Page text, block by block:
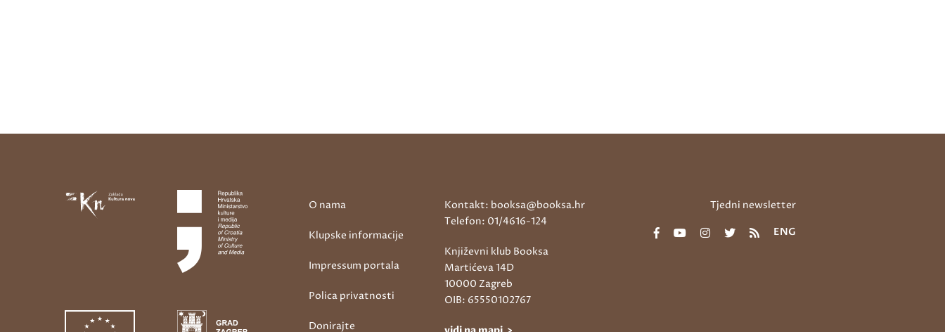
O nama
Klupske informacije
Impressum portala
Polica privatnosti
Donirajte
Kontakt: booksa@booksa.hr
Telefon: 01/4616-124
Književni klub Booksa
Martićeva 14D
10000 Zagreb
OIB: 65550102767
Tjedni newsletter
ENG